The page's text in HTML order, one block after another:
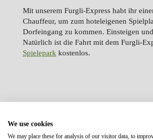
Mit unserem Furgli-Express habt ihr
Chauffeur, um zum hoteleigenen
Dorfeingang zu kommen. Einsteigen
Natürlich ist die Fahrt mit dem Furgli-
Spielepark kostenlos.
INKLUSIVLEISTUNGEN FÜR
We use cookies
We may place these for analysis of our visitor data, to